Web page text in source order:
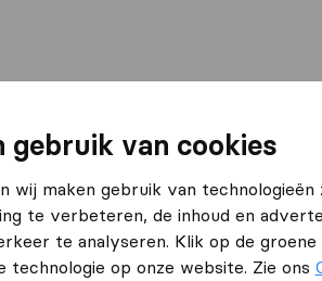
gebruik van cookies
wij maken gebruik van
te verbeteren, de inhoud en
te analyseren. Klik op de
technologie op onze website. Zie ons